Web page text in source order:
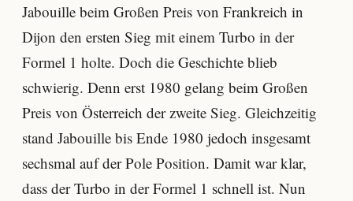
Jabouille beim Großen Preis von Frankreich in
Dijon den ersten Sieg mit einem Turbo in der
Formel 1 holte. Doch die Geschichte blieb
schwierig. Denn erst 1980 gelang beim Großen
Preis von Österreich der zweite Sieg. Gleichzeitig
stand Jabouille bis Ende 1980 jedoch insgesamt
sechsmal auf der Pole Position. Damit war klar,
dass der Turbo in der Formel 1 schnell ist. Nun